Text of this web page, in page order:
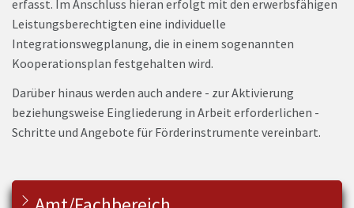
erfasst. Im Anschluss hieran erfolgt mit den erwerbsfähigen
Leistungsberechtigten eine individuelle
Integrationswegplanung, die in einem sogenannten
Kooperationsplan festgehalten wird.
Darüber hinaus werden auch andere - zur Aktivierung
beziehungsweise Eingliederung in Arbeit erforderlichen -
Schritte und Angebote für Förderinstrumente vereinbart.